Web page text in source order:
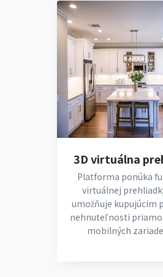
3D virtuálna
Platforma ponúka
virtuálnej
umožňuje kupujúcim
nehnuteľnosti priamo
mobilných